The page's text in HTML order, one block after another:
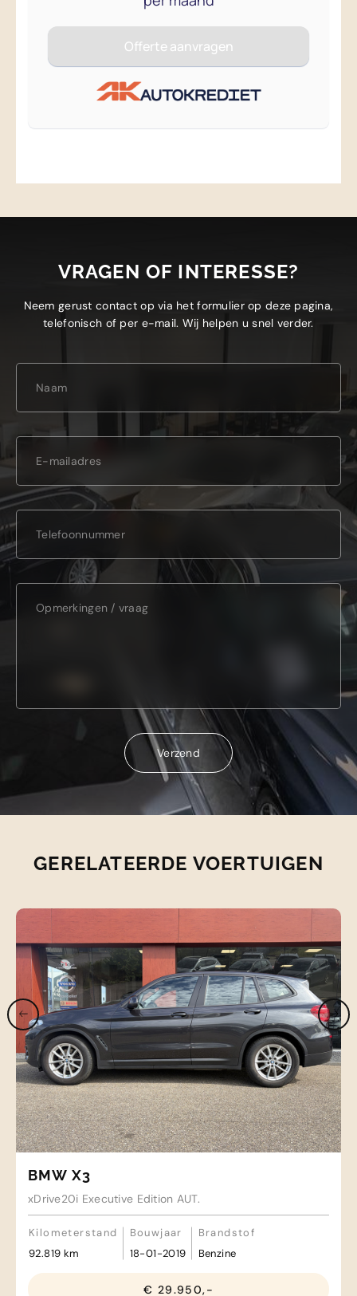
VRAGEN OF INTERESSE?
Neem gerust contact op via het formulier op deze pagina,
telefonisch of per e-mail. Wij helpen u snel verder.
Verzend
Verzend
GERELATEERDE VOERTUIGEN
BMW X3
xDrive20i Executive Edition AUT.
Kilometerstand
92.819 km
Bouwjaar
18-01-2019
Brandstof
Benzine
€ 29.950,-